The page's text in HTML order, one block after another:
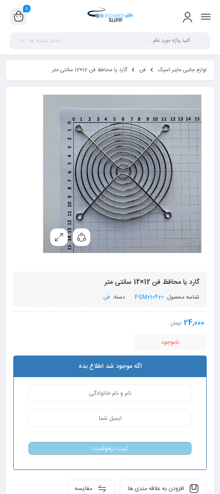
0
تمام دسته ها
لوازم جانبی ماینر اسیک فن گارد یا محافظ فن 12×12 سانتی متر
گارد یا محافظ فن 12×12 سانتی متر
شناسه محصول: PSM210420 دسته: فن
24,000 تومان
ناموجود
اگه موجود شد اطلاع بده
ثبت درخواست
مقایسه افزودن به علاقه مندی ها